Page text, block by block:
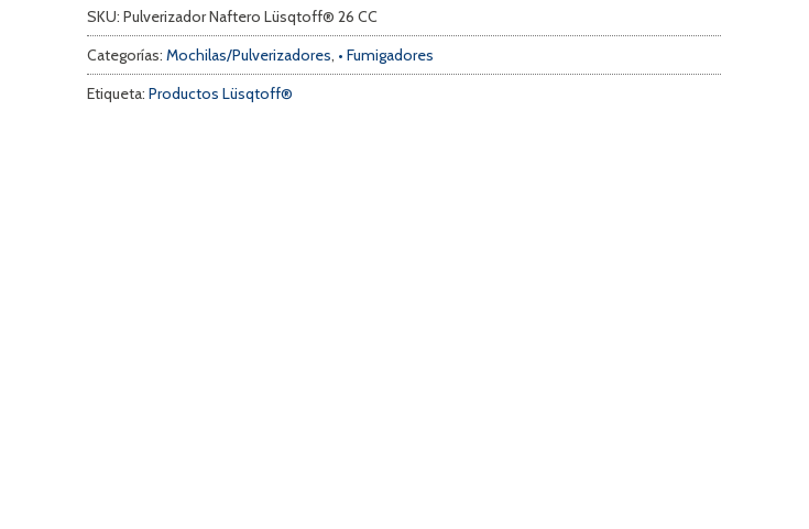
SKU: Pulverizador Naftero Lüsqtoff® 26 CC
Categorías: Mochilas/Pulverizadores, • Fumigadores
Etiqueta: Productos Lüsqtoff®